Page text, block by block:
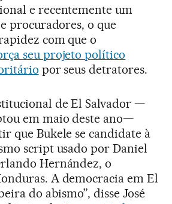
e recentemente um
procuradores, o que
com que o
seu projeto político
por seus detratores.
de El Salvador —
em maio deste ano—
que Bukele se candidate à
script usado por Daniel
Hernández, o
A democracia em El
do abismo”, disse José